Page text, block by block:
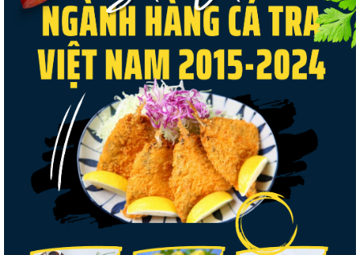
Thuế Mục 301 và bài toán thích ứng của
tôm Việt tại thị...
VASEP chào đón Công ty Cổ phần Thương
mại Sim Ba gia nhập...
Nguồn cung giảm, giá cá rô phi Trung
Quốc tiếp tục tăng